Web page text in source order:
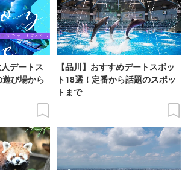
デートス
び場から
【品川】おすすめデートスポッ
ト18選！定番から話題のスポッ
トまで